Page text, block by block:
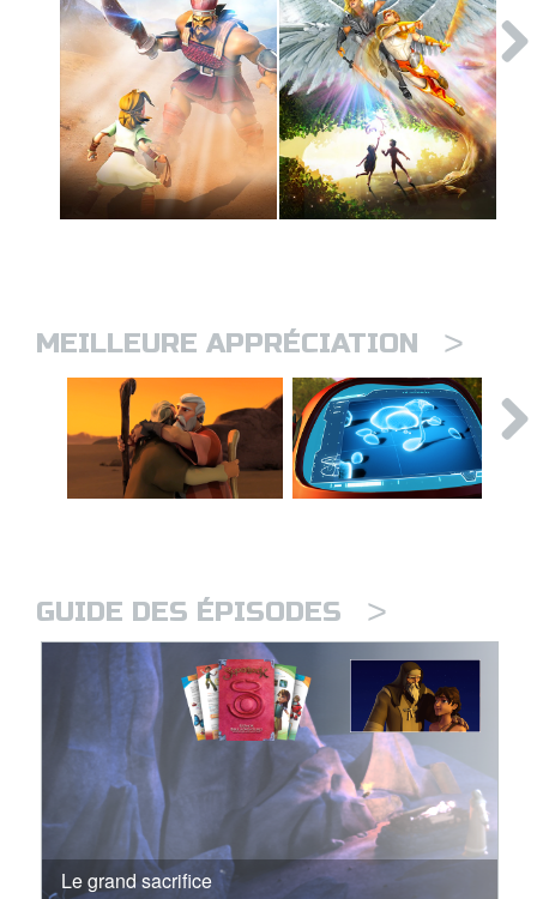
MEILLEURE APPRÉCIATION >
GUIDE DES ÉPISODES >
Le grand sacrifice